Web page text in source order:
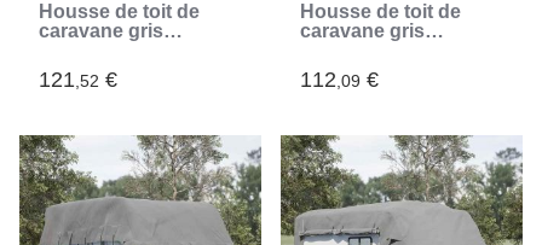
Housse de toit de
caravane gris
tissé (Gris)
121,52 €
Housse de toit de
caravane gris
tissé (Gris)
112,09 €